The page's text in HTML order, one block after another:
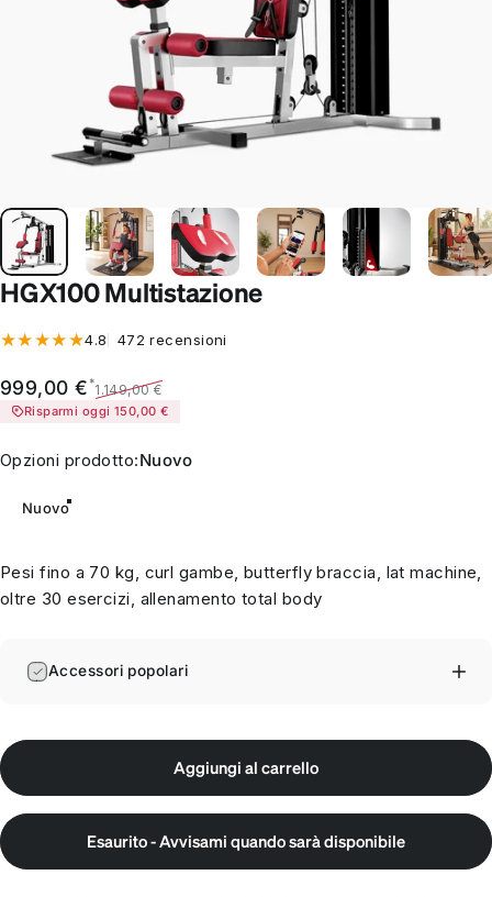
HGX100 Multistazione
4.8 472 recensioni
Prezzo scontato
999,00 € *
Prezzo di listino
1.149,00 €
Risparmi oggi 150,00 €
Opzioni prodotto
Opzioni prodotto:Nuovo
Nuovo
Pesi fino a 70 kg, curl gambe, butterfly braccia, lat machine,
oltre 30 esercizi, allenamento total body
Accessori popolari
Aggiungi al carrello
Esaurito - Avvisami quando sarà disponibile